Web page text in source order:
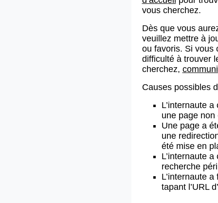
vous cherchez.
Dès que vous
veuillez mettre à
ou favoris. Si vous
difficulté à trouver
cherchez,
Causes possibles
L’internaute
une page non
Une page a
une
été mise en
L’internaute
recherche
L’internaute
tapant l’URL